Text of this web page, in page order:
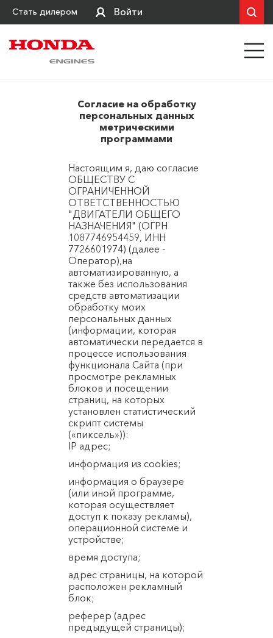
Стать дилером Войти
Согласие на обработку
персональных данных
метрическими
программами
Настоящим я, даю согласие
ОБЩЕСТВУ С
ОГРАНИЧЕННОЙ
ОТВЕТСТВЕННОСТЬЮ
"ДВИГАТЕЛИ ОБЩЕГО
НАЗНАЧЕНИЯ" (ОГРН
1087746954459, ИНН
7726601974) (далее -
Оператор),на
автоматизированную, а
также без использования
средств автоматизации
обработку моих
персональных данных
(информации, которая
автоматически передается в
процессе использования
функционала Сайта (при
просмотре рекламных
блоков и посещении
страниц, на которых
установлен статистический
скрипт системы
(«пиксель»)):
IP адрес;
информация из cookies;
информация о браузере
(или иной программе,
которая осуществляет
доступ к показу рекламы),
операционной системе и
устройстве;
время доступа;
адрес страницы, на которой
расположен рекламный
блок;
реферер (адрес
предыдущей страницы);